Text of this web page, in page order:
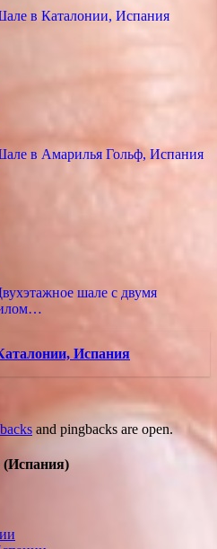
в Каталонии, Испания
в Амарилья Гольф, Испания
шале с двумя
Испания
and pingbacks are open.
(Испания)